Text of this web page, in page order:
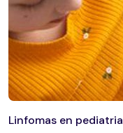
Linfomas en pediatria